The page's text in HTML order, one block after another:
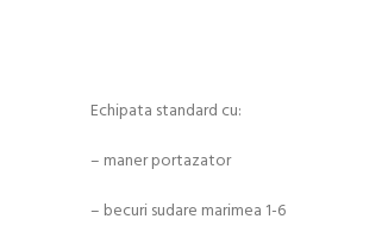
Echipata standard cu:
– maner portazator
– becuri sudare marimea 1-6